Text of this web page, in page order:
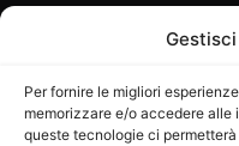
Per fornire le migliori
memorizzare e/o accedere alle
queste tecnologie ci
Sito gestito daLa